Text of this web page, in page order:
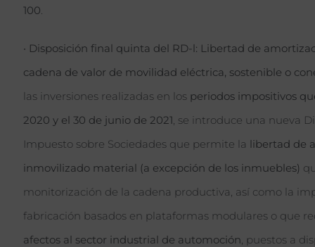
100
• Disposición final quinta del RD-l: Libertad de
cadena de valor de movilidad eléctrica, sostenible o
las inversiones realizadas en los periodos impositivos
2020 y el 30 de junio de 2021 , se introduce una nueva
Impuesto sobre Sociedades que permite la libertad de
inmovilizado material (a excepción de los inmuebles)
monitorización de la cadena productiva, así como la
fabricación basados en plataformas modulares o que
afectos al sector industrial de automoción , puestos a